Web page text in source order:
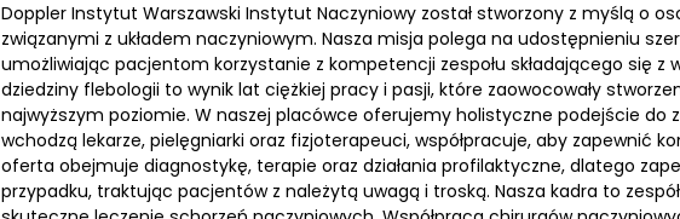
Doppler Instytut Warszawski Instytut Naczyniowy został stworzony z myślą o
związanymi z układem naczyniowym. Nasza misja polega na udostępnieniu
umożliwiając pacjentom korzystanie z kompetencji zespołu składającego się z
dziedziny flebologii to wynik lat ciężkiej pracy i pasji, które zaowocowały
najwyższym poziomie. W naszej placówce oferujemy holistyczne podejście do
wchodzą lekarze, pielęgniarki oraz fizjoterapeuci, współpracuje, aby zapewnić
oferta obejmuje diagnostykę, terapie oraz działania profilaktyczne, dlatego
przypadku, traktując pacjentów z należytą uwagą i troską. Nasza kadra to